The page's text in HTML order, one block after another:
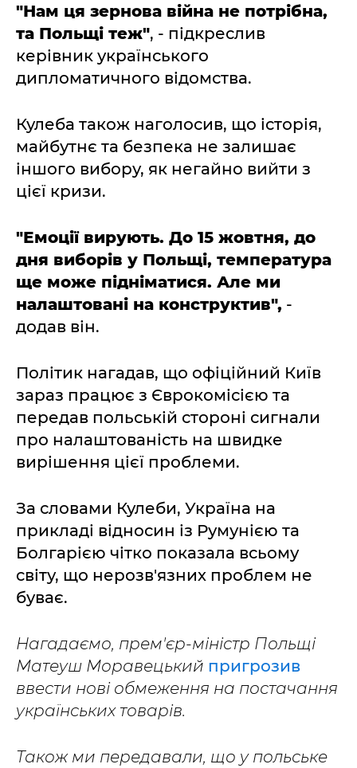
"Нам ця зернова війна не потрібна,
та Польщі теж", - підкреслив
керівник українського
дипломатичного відомства.
Кулеба також наголосив, що історія,
майбутнє та безпека не залишає
іншого вибору, як негайно вийти з
цієї кризи.
"Емоції вирують. До 15 жовтня, до
дня виборів у Польщі, температура
ще може підніматися. Але ми
налаштовані на конструктив", -
додав він.
Політик нагадав, що офіційний Київ
зараз працює з Єврокомісією та
передав польській стороні сигнали
про налаштованість на швидке
вирішення цієї проблеми.
За словами Кулеби, Україна на
прикладі відносин із Румунією та
Болгарією чітко показала всьому
світу, що нерозв'язних проблем не
буває.
Нагадаємо, прем'єр-міністр Польщі
Матеуш Моравецький пригрозив
ввести нові обмеження на постачання
українських товарів.
Також ми передавали, що у польське